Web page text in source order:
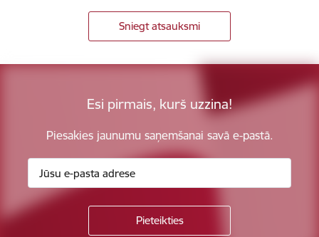
Sniegt atsauksmi
Esi pirmais, kurš uzzina!
Piesakies jaunumu saņemšanai savā e-pastā.